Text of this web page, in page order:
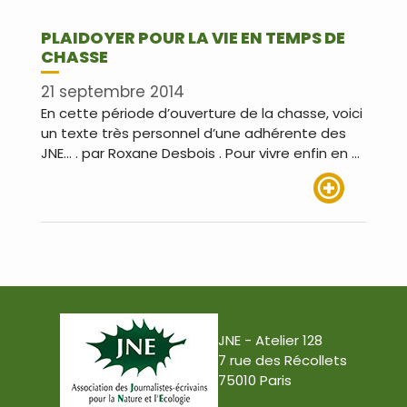
PLAIDOYER POUR LA VIE EN TEMPS DE
CHASSE
21 septembre 2014
En cette période d’ouverture de la chasse, voici
un texte très personnel d’une adhérente des
JNE… . par Roxane Desbois . Pour vivre enfin en …
JNE - Atelier 128
7 rue des Récollets
75010 Paris